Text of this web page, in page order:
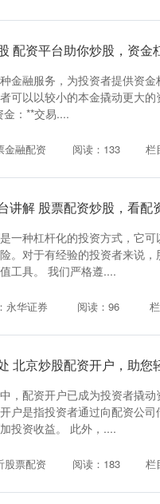
配资平台助你炒股，资金
金融服务，为投资者提供资
可以以较小的本金撬动更大
：**交易....
金融配资 阅读：133 栏
讲解 股票配资炒股，看配
一种杠杆化的投资方式，它
。对于有经验的投资者来说
工具。 我们严格遵....
永华证券 阅读：96
北京炒股配资开户，助您
，配资开户已成为投资者撬
户是指投资者通过向配资公
投资收益。 此外，....
股票配资 阅读：183 栏